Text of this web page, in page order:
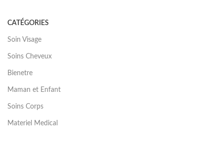
CATÉGORIES
Soin Visage
Soins Cheveux
Bienetre
Maman et Enfant
Soins Corps
Materiel Medical